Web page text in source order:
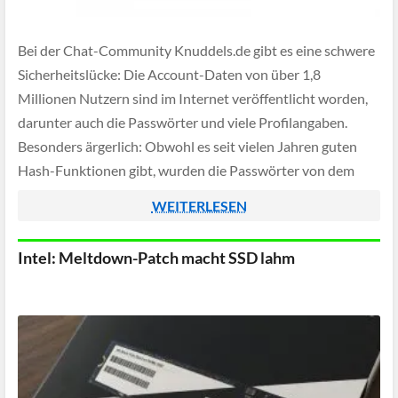
Bei der Chat-Community Knuddels.de gibt es eine schwere
Sicherheitslücke: Die Account-Daten von über 1,8
Millionen Nutzern sind im Internet veröffentlicht worden,
darunter auch die Passwörter und viele Profilangaben.
Besonders ärgerlich: Obwohl es seit vielen Jahren guten
Hash-Funktionen gibt, wurden die Passwörter von dem
können diese nun leicht auch auf […]
WEITERLESEN
Intel: Meltdown-Patch macht SSD lahm